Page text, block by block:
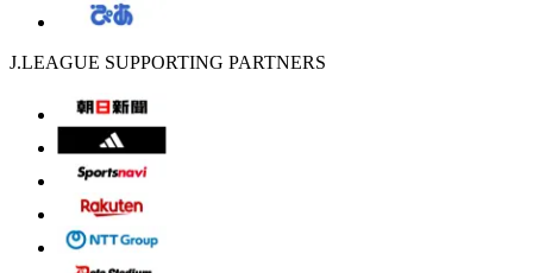
J.LEAGUE SUPPORTING PARTNERS